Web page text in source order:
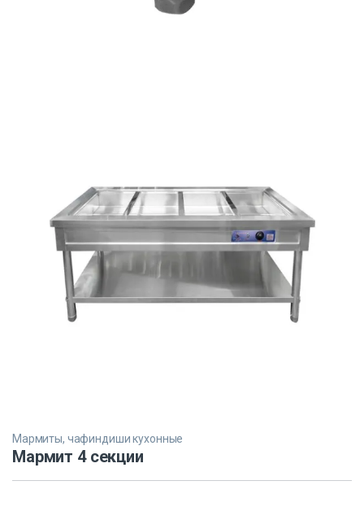
Мармиты, чафиндиши кухонные
Мармит 4 секции